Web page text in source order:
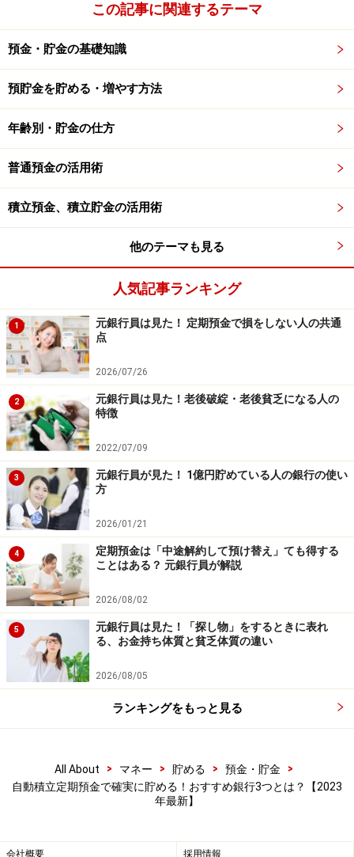
くても構いませんが「使う時期が決まっている」「いつ
までにいくら貯めたいという目標がある」人は、手続き
をする前にしっかり確認しておく必要があります。
金利は上昇傾向、できれば積立も金利を意
識しよう！ おすすめの銀行は？
金融機関によって仕組みに違いはない自動積立定期預金
ですが、金利には差が生じ始めています。というのは、
フレ」状態になってきたからです。ということは、預金
金利にも注目する必要があります。
しかし、自動で積み立てる定期預金の金利は、現時点で
はまだ0.002％という銀行が多数派。一部のメガバンクが
定期預金金利を100倍（0.2％）に引き上げたという報道
がありましたが、それは預入期間10年のみ。預入期間5
年未満の定期預金金利は0.002％で変更はなく、5、6年
は0.07％、7、8年は0.1％という状況です。そんな中で、
預入期間が短めでも好金利を提示しているのが楽天銀
行、SBJ銀行、ソニー銀行です。
楽天銀行の「定期預金の積立購入」
楽天銀行の「定期預金の積立購入」は、毎月自動的に円
普通預金から円定期預金に預け入れる商品。預入金額は
1000円から1円単位、指定した月だけ金額を増額できる
設定ができます。楽天銀行の大きな特徴は預入期間によ
って金利が異なり、しかも一般的なセオリーである「長
期＝金利が高い」ではないことです。最も金利が高いの
は1年で0.15％、次は6カ月の0.13％。おすすめの使い方
は預入期間は1年で満期時は自動解約を選択します。1年
後の満期時に金利を確認し、積み立てたお金は好金利の
を選択して継続するという使い方です。
そんな面倒なことはムリ！という人にはとっておきの情
バンクの定期預金（5年未満）の10倍。しかも楽天カー
この記事に関連するテーマ
預金・貯金の基礎知識
預貯金を貯める・増やす方法
年齢別・貯金の仕方
普通預金の活用術
積立預金、積立貯金の活用術
他のテーマも見る
人気記事ランキング
1
元銀行員は見た！ 定期預金で損をしない人の共通
点
2026/07/26
2
元銀行員は見た！老後破綻・老後貧乏になる人の
特徴
2022/07/09
3
元銀行員が見た！ 1億円貯めている人の銀行の使い
方
2026/01/21
4
定期預金は「中途解約して預け替え」ても得する
ことはある？ 元銀行員が解説
2026/08/02
5
元銀行員は見た！「探し物」をするときに表れ
る、お金持ち体質と貧乏体質の違い
2026/08/05
ランキングをもっと見る
All About > マネー > 貯める > 預金・貯金
>
自動積立定期預金で確実に貯める！おすすめ銀行3つとは？【2023
年最新】
会社概要 採用情報